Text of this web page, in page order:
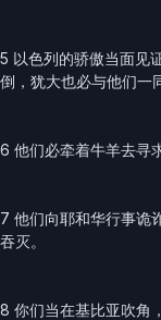
5 以色列的骄傲当面见
倒，犹大也必与他们一
6 他们必牵着牛羊去寻
7 他们向耶和华行事诡
吞灭。
8 你们当在基比亚吹角